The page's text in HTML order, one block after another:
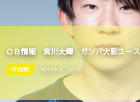
ＯＢ情報 宮川大輝 ガンバ大阪ユース
OB情報 March 6, 2023